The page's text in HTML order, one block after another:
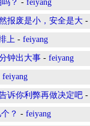
？ - feiyang
报废是小，安全是大 -
上 - feiyang
钟出大事 - feiyang
feiyang
诉你利弊再做决定吧 -
？ - feiyang